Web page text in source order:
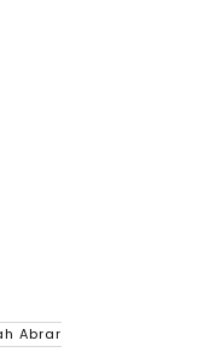
Abrar